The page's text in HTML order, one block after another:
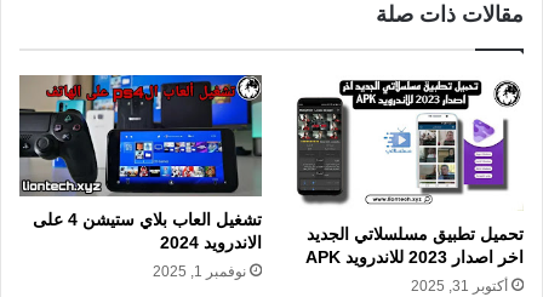
مقالات ذات صلة
تحميل تطبيق مسلسلاتي الجديد
اخر اصدار 2023 للاندرويد APK
أكتوبر 31, 2025
تشغيل العاب بلاي ستيشن 4 على
الاندرويد 2024
نوفمبر 1, 2025